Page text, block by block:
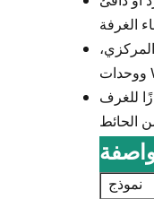
للغرف
نموذج